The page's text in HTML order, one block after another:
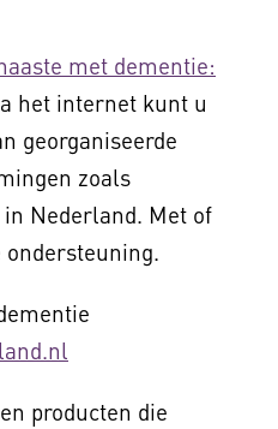
met dementie:
het internet kunt u
georganiseerde
zoals
Nederland. Met of
producten die